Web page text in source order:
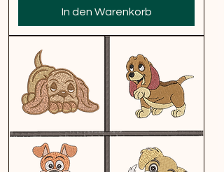
In den Warenkorb